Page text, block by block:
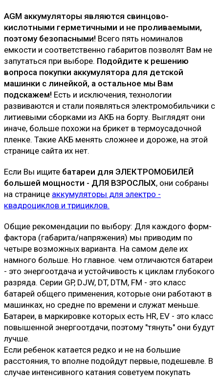
AGM аккумуляторы являются свинцово-
кислотными герметичными и не проливаемыми,
поэтому безопасными! Всего пять номиналов
емкости и соответственно габаритов позволят Вам не
запутаться при выборе. Подойдите к решению
вопроса покупки аккумулятора для детской
машинки с линейкой, а остальное мы Вам
подскажем! Есть и исключения, технологии
развиваются и стали появляться электромобильчики с
литиевыми сборками из АКБ на борту. Выглядят они
иначе, больше похожи на брикет в термоусадочной
пленке. Такие АКБ менять сложнее и дороже, на этой
странице сайта их нет.
Если Вы ищите батареи для ЭЛЕКТРОМОБИЛЕЙ
большей мощности - ДЛЯ ВЗРОСЛЫХ, они собраны
на странице аккумуляторы для электро -
квадроциклов и трициклов.
Общие рекомендации по выбору: Для каждого форм-
фактора (габарита/напряжения) мы приводим по
четыре возможных варианта. На самом деле их
намного больше. Но главное. чем отличаются батареи
- это энергоотдача и устойчивость к циклам глубокого
разряда. Серии GP, DJW, DT, DTM, FM - это класс
батарей общего применения, которые они работают в
машинках, но средне по времени и служат меньше.
Батареи, в маркировке которых есть HR, EV - это класс
повышенной энергоотдачи, поэтому "тянуть" они будут
лучше.
Если ребенок катается редко и не на большие
расстояния, то вполне подойдут первые, подешевле. В
случае интенсивного катания советуем покупать